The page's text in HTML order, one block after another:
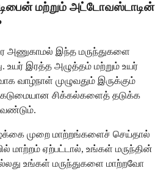
மற்றும் அட்டோவஸ்டாடின்
அணுகாமல் இந்த மருந்துகளை
உயர் இரத்த அழுத்தம் மற்றும் உயர்
வாழ்நாள் முழுவதும் இருக்கும்
கடுமையான சிக்கல்களைத் தடுக்க
முறை மாற்றங்களைச் செய்தால்
மாற்றம் ஏற்பட்டால், உங்கள் மருந்தின்
உங்கள் மருந்துகளை மாற்றவோ